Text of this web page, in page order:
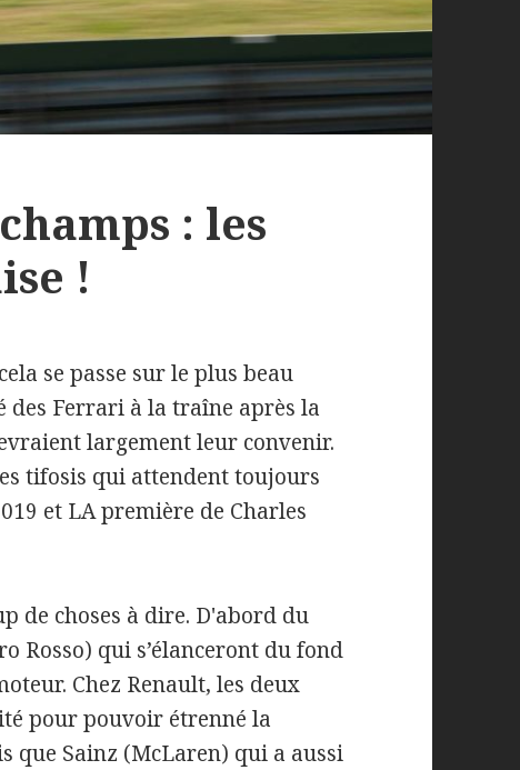
: les
!
se passe sur le plus beau
Ferrari à la traîne après la
largement leur convenir.
tifosis qui attendent toujours
et LA première de Charles
de choses à dire. D'abord du
Rosso) qui s’élanceront du fond
Chez Renault, les deux
pour pouvoir étrenné la
que Sainz (McLaren) qui a aussi